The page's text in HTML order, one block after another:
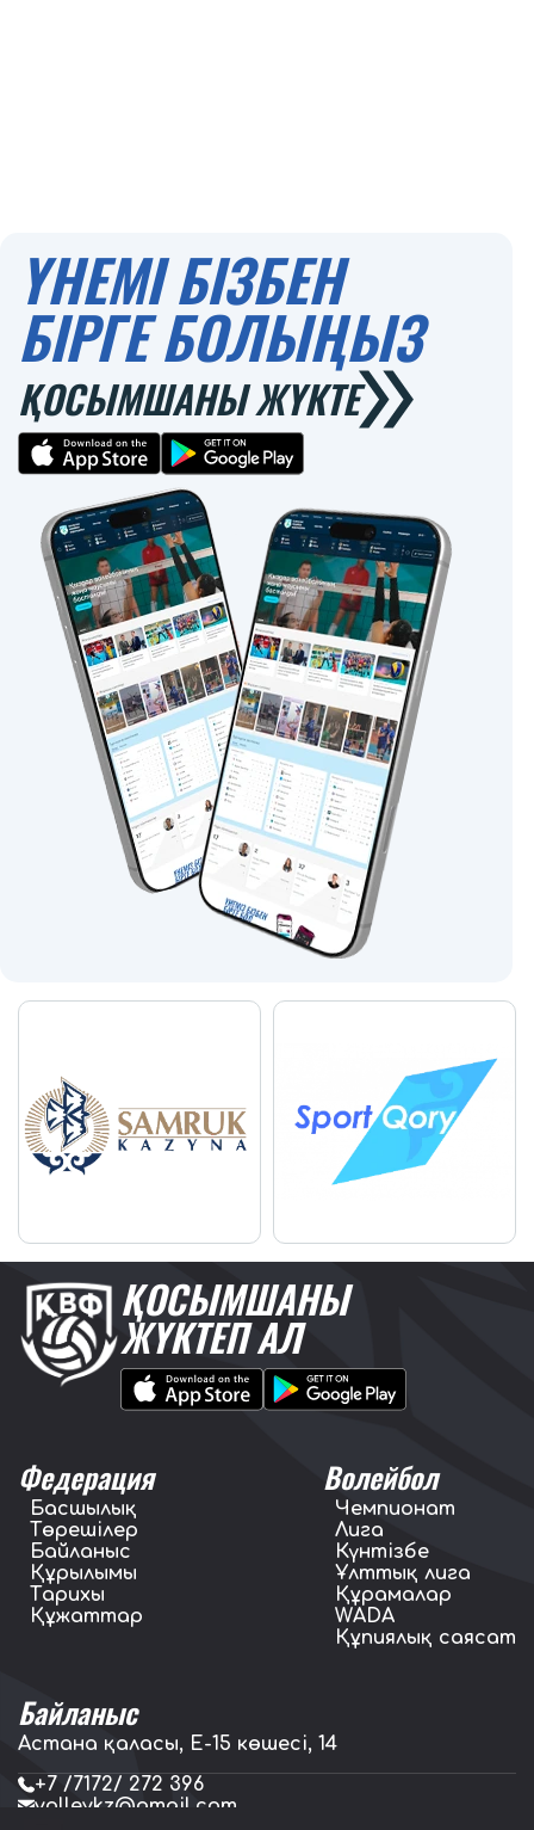
ҮНЕМІ БІЗБЕН
БІРГЕ БОЛЫҢЫЗ
ҚОСЫМШАНЫ ЖҮКТЕ
ҚОСЫМШАНЫ
ЖҮКТЕП АЛ
Федерация
Басшылық
Төрешілер
Байланыс
Құрылымы
Тарихы
Құжаттар
Волейбол
Чемпионат
Лига
Күнтізбе
Ұлттық лига
Құрамалар
WADA
Құпиялық саясат
Байланыс
Астана қаласы, E-15 көшесі, 14
+7 /7172/ 272 396
volleykz@gmail.com